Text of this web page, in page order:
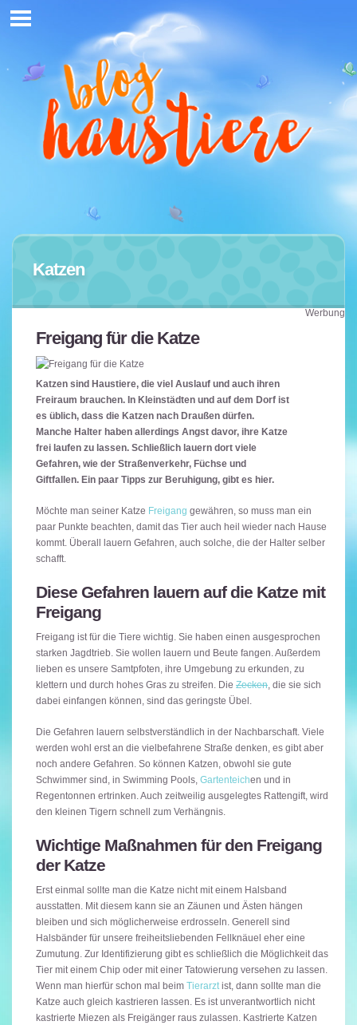
Katzen
Freigang für die Katze
Katzen sind Haustiere, die viel Auslauf und auch ihren
Freiraum brauchen. In Kleinstädten und auf dem Dorf ist
es üblich, dass die Katzen nach Draußen dürfen.
Manche Halter haben allerdings Angst davor, ihre Katze
frei laufen zu lassen. Schließlich lauern dort viele
Gefahren, wie der Straßenverkehr, Füchse und
Giftfallen. Ein paar Tipps zur Beruhigung, gibt es hier.
Möchte man seiner Katze Freigang gewähren, so muss man ein
paar Punkte beachten, damit das Tier auch heil wieder nach Hause
kommt. Überall lauern Gefahren, auch solche, die der Halter selber
schafft.
Diese Gefahren lauern auf die Katze mit
Freigang
Freigang ist für die Tiere wichtig. Sie haben einen ausgesprochen
starken Jagdtrieb. Sie wollen lauern und Beute fangen. Außerdem
lieben es unsere Samtpfoten, ihre Umgebung zu erkunden, zu
klettern und durch hohes Gras zu streifen. Die Zecken, die sie sich
dabei einfangen können, sind das geringste Übel.
Die Gefahren lauern selbstverständlich in der Nachbarschaft. Viele
werden wohl erst an die vielbefahrene Straße denken, es gibt aber
noch andere Gefahren. So können Katzen, obwohl sie gute
Schwimmer sind, in Swimming Pools, Gartenteichen und in
Regentonnen ertrinken. Auch zeitweilig ausgelegtes Rattengift, wird
den kleinen Tigern schnell zum Verhängnis.
Wichtige Maßnahmen für den Freigang
der Katze
Erst einmal sollte man die Katze nicht mit einem Halsband
ausstatten. Mit diesem kann sie an Zäunen und Ästen hängen
bleiben und sich möglicherweise erdrosseln. Generell sind
Halsbänder für unsere freiheitsliebenden Fellknäuel eher eine
Zumutung. Zur Identifizierung gibt es schließlich die Möglichkeit das
Tier mit einem Chip oder mit einer Tatowierung versehen zu lassen.
Wenn man hierfür schon mal beim Tierarzt ist, dann sollte man die
Katze auch gleich kastrieren lassen. Es ist unverantwortlich nicht
kastrierte Miezen als Freigänger raus zulassen. Kastrierte Katzen
Werbung